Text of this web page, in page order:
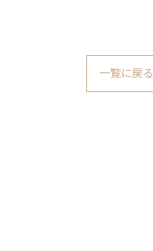
一覧に戻る